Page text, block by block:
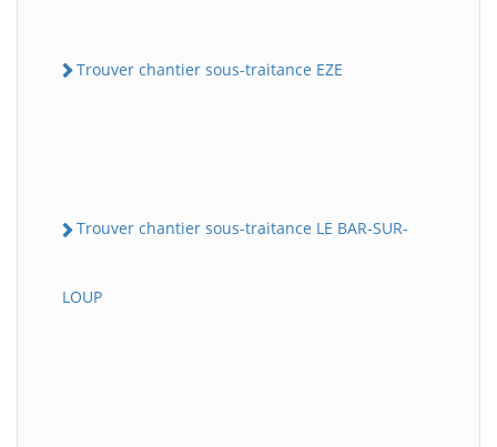
Trouver chantier sous-traitance EZE
Trouver chantier sous-traitance LE BAR-SUR-
LOUP